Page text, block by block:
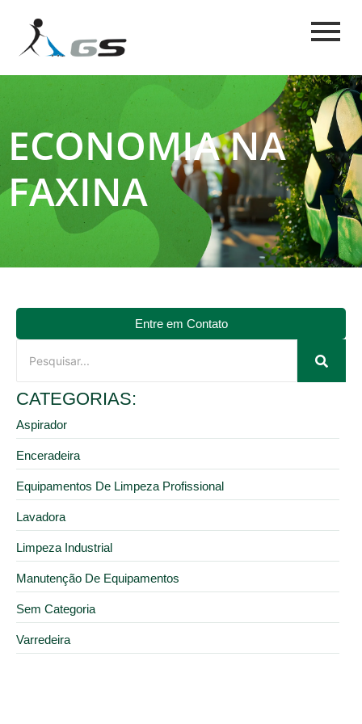
ECONOMIA NA
FAXINA
Entre em Contato
CATEGORIAS:
Aspirador
Enceradeira
Equipamentos De Limpeza Profissional
Lavadora
Limpeza Industrial
Manutenção De Equipamentos
Sem Categoria
Varredeira